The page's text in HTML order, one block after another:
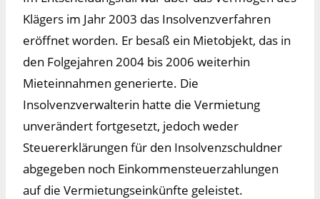
Klägers im Jahr 2003 das Insolvenzverfahren
eröffnet worden. Er besaß ein Mietobjekt, das in
den Folgejahren 2004 bis 2006 weiterhin
Mieteinnahmen generierte. Die
Insolvenzverwalterin hatte die Vermietung
unverändert fortgesetzt, jedoch weder
Steuererklärungen für den Insolvenzschuldner
abgegeben noch Einkommensteuerzahlungen
auf die Vermietungseinkünfte geleistet.